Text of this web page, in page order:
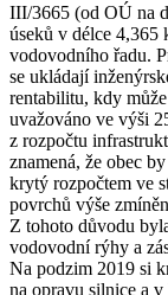
III/3665 (od OÚ na
úseků v délce 4,365
vodovodního řadu.
se ukládají
rentabilitu, kdy
uvažováno ve výši
z rozpočtu
znamená, že obec
krytý rozpočtem ve
povrchů výše
Z tohoto důvodu
vodovodní rýhy a
Na podzim 2019 si
na opravu silnice a v